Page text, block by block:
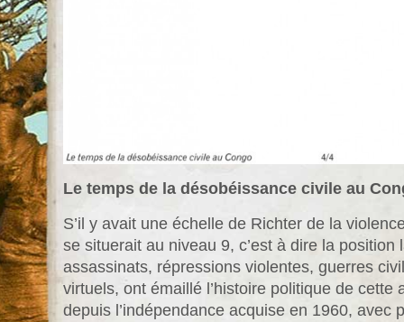
Le temps de la désobéissance civile au
S’il y avait une échelle de Richter de la
se situerait au niveau 9, c’est à dire la position
assassinats, répressions violentes, guerres
virtuels, ont émaillé l’histoire politique de cette
depuis l’indépendance acquise en 1960, avec